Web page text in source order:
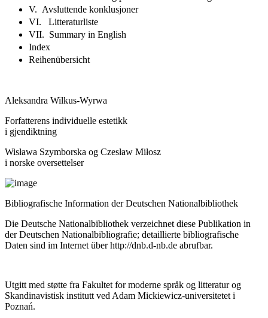
V. Avsluttende konklusjoner
VI. Litteraturliste
VII. Summary in English
Index
Reihenübersicht
Aleksandra Wilkus-Wyrwa
Forfatterens individuelle estetikk
i gjendiktning
Wisława Szymborska og Czesław Miłosz
i norske oversettelser
Bibliografische Information der Deutschen Nationalbibliothek
Die Deutsche Nationalbibliothek verzeichnet diese Publikation in
der Deutschen Nationalbibliografie; detaillierte bibliografische
Daten sind im Internet überhttp://dnb.d-nb.de abrufbar.
Utgitt med støtte fra Fakultet for moderne språk og litteratur og
Skandinavistisk institutt ved Adam Mickiewicz-universitetet i
Poznań.